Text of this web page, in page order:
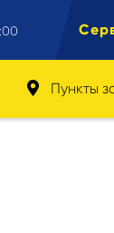
Пункты